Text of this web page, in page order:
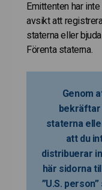
Emittenten har
avsikt att
staterna eller
Förenta staterna.
Genom
bekräftar
staterna
att du
distribuerar
här sidorna
”U.S.